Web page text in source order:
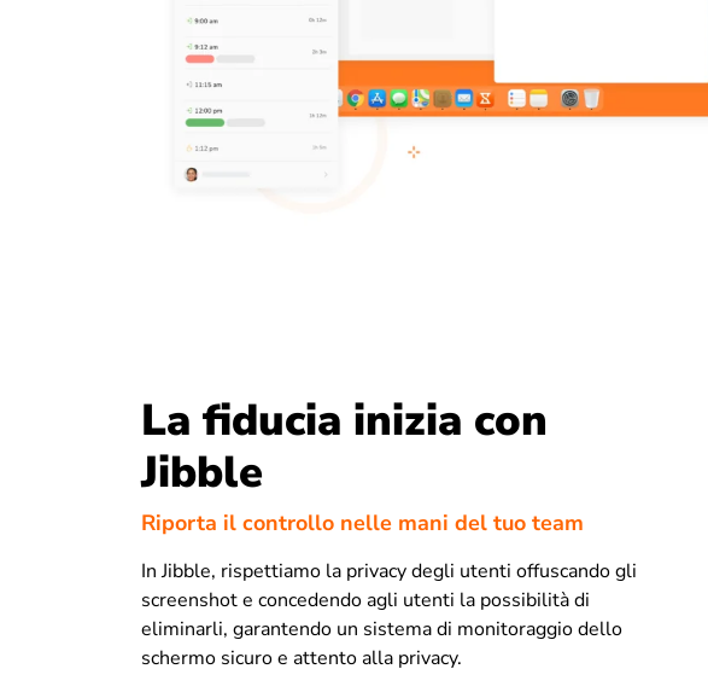
La fiducia inizia con
Jibble
Riporta il controllo nelle mani del tuo team
In Jibble, rispettiamo la privacy degli utenti offuscando gli
screenshot e concedendo agli utenti la possibilità di
eliminarli, garantendo un sistema di monitoraggio dello
schermo sicuro e attento alla privacy.